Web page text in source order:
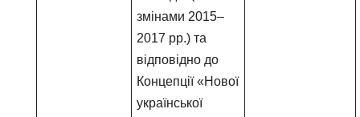
змінами 2015–
2017 рр.) та
відповідно до
Концепції «Нової
української